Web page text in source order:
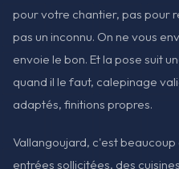
pour votre chantier, pas pour
pas un inconnu. On ne vous
envoie le bon. Et la pose suit
quand il le faut, calepinage
adaptés, finitions propres.
Vallangoujard, c'est
entrées sollicitées, des